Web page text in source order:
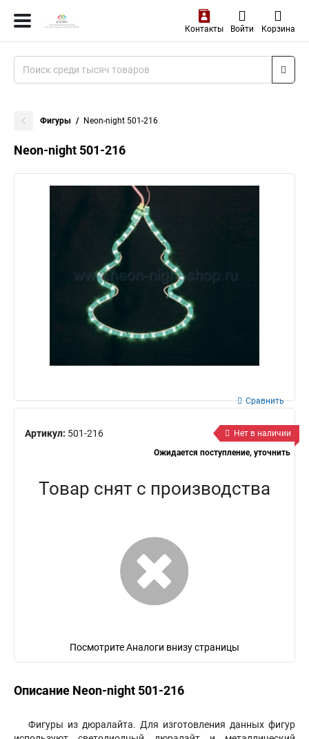
Контакты Войти Корзина
Фигуры Neon-night 501-216
Neon-night 501-216
Артикул: 501-216
Сравнить
Нет в наличии
Ожидается поступление, уточнить
Товар снят с производства
Посмотрите Аналоги внизу страницы
Описание Neon-night 501-216
Фигуры из дюралайта. Для изготовления данных фигур